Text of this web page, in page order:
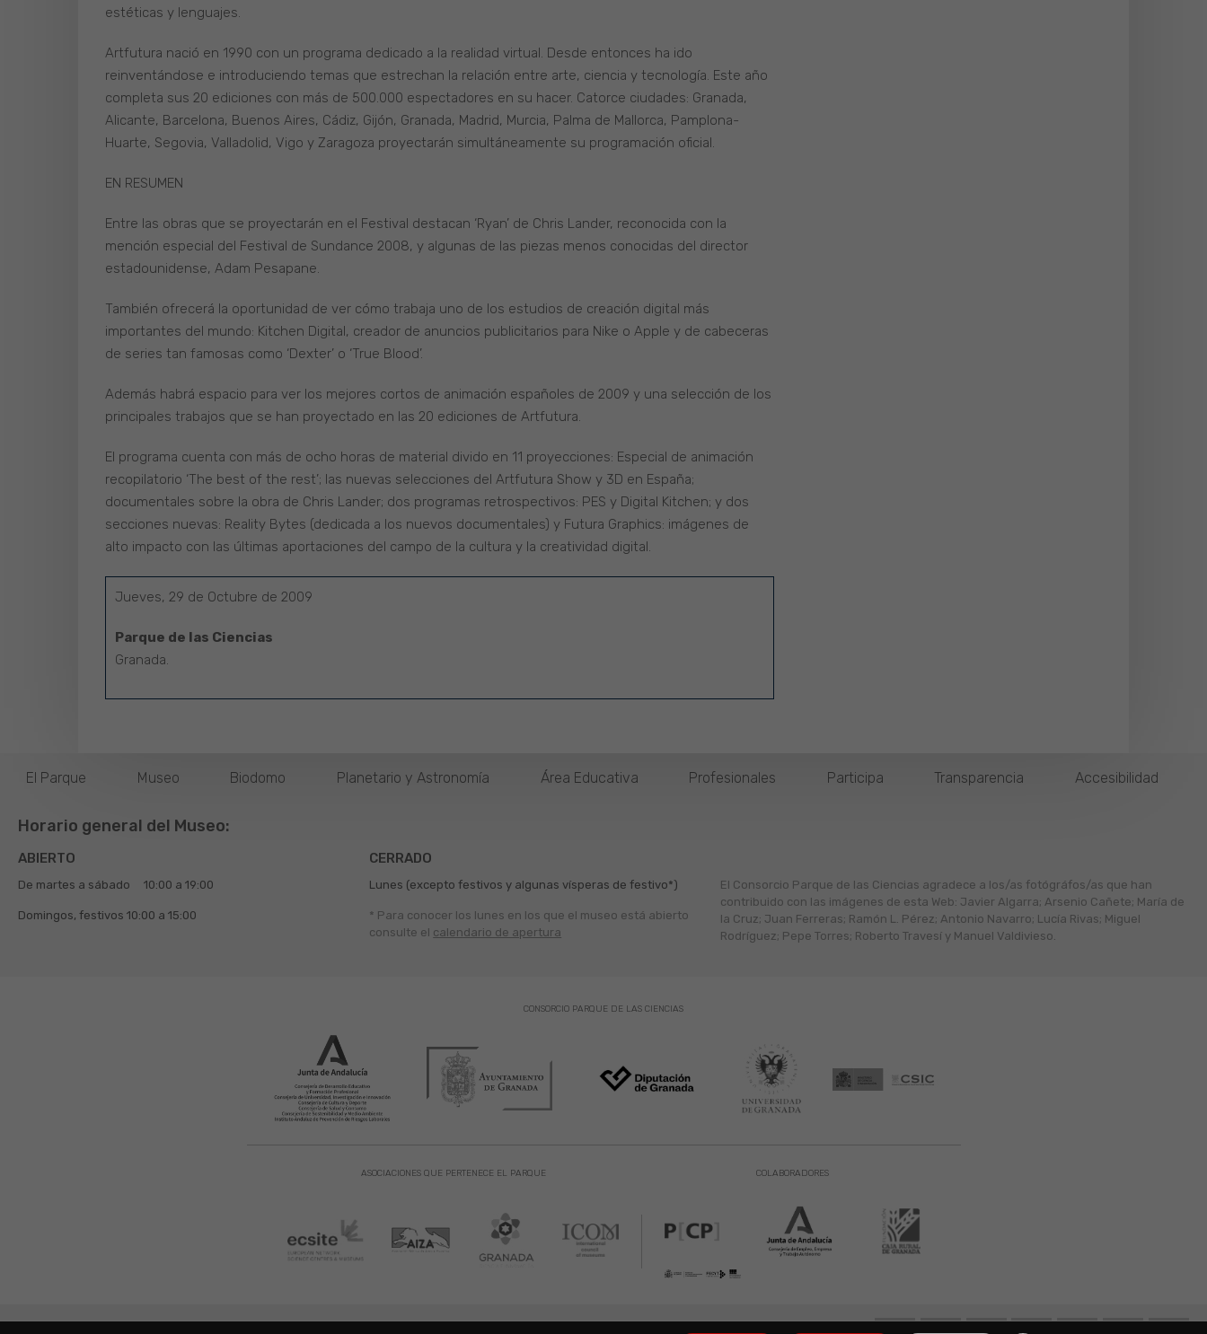
estéticas y lenguajes.
Artfutura nació en 1990 con un programa dedicado a la realidad virtual. Desde entonces ha ido
reinventándose e introduciendo temas que estrechan la relación entre arte, ciencia y tecnología. Este año
completa sus 20 ediciones con más de 500.000 espectadores en su hacer. Catorce ciudades: Granada,
Alicante, Barcelona, Buenos Aires, Cádiz, Gijón, Granada, Madrid, Murcia, Palma de Mallorca, Pamplona-
Huarte, Segovia, Valladolid, Vigo y Zaragoza proyectarán simultáneamente su programación oficial.
EN RESUMEN
Entre las obras que se proyectarán en el Festival destacan ‘Ryan’ de Chris Lander, reconocida con la
mención especial del Festival de Sundance 2008, y algunas de las piezas menos conocidas del director
estadounidense, Adam Pesapane.
También ofrecerá la oportunidad de ver cómo trabaja uno de los estudios de creación digital más
importantes del mundo: Kitchen Digital, creador de anuncios publicitarios para Nike o Apple y de cabeceras
de series tan famosas como ‘Dexter’ o ‘True Blood’.
Además habrá espacio para ver los mejores cortos de animación españoles de 2009 y una selección de los
principales trabajos que se han proyectado en las 20 ediciones de Artfutura.
El programa cuenta con más de ocho horas de material divido en 11 proyecciones: Especial de animación
recopilatorio ‘The best of the rest’; las nuevas selecciones del Artfutura Show y 3D en España;
documentales sobre la obra de Chris Lander; dos programas retrospectivos: PES y Digital Kitchen; y dos
secciones nuevas: Reality Bytes (dedicada a los nuevos documentales) y Futura Graphics: imágenes de
alto impacto con las últimas aportaciones del campo de la cultura y la creatividad digital.
Jueves, 29 de Octubre de 2009
Parque de las Ciencias
Granada.
El Parque Museo Biodomo Planetario y Astronomía Área Educativa Profesionales Participa Transparencia Accesibilidad
Horario general del Museo:
ABIERTO
De martes a sábado 10:00 a 19:00
Domingos, festivos 10:00 a 15:00
CERRADO
Lunes (excepto festivos y algunas vísperas de festivo*)
* Para conocer los lunes en los que el museo está abierto
consulte el calendario de apertura
El Consorcio Parque de las Ciencias agradece a los/as fotógráfos/as que han
contribuido con las imágenes de esta Web: Javier Algarra; Arsenio Cañete; María de
la Cruz; Juan Ferreras; Ramón L. Pérez; Antonio Navarro; Lucía Rivas; Miguel
Rodríguez; Pepe Torres; Roberto Travesí y Manuel Valdivieso.
ASOCIACIONES QUE PERTENECE EL PARQUE
CONSORCIO PARQUE DE LAS CIENCIAS
COLABORADORES